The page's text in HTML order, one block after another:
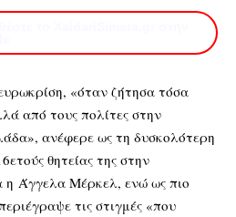
«όταν ζήτησα τόσα
από τους πολίτες στην
ανέφερε ως τη δυσκολότερη
θητείας της στην
η Άγγελα Μέρκελ, ενώ ως πιο
τις στιγμές «που